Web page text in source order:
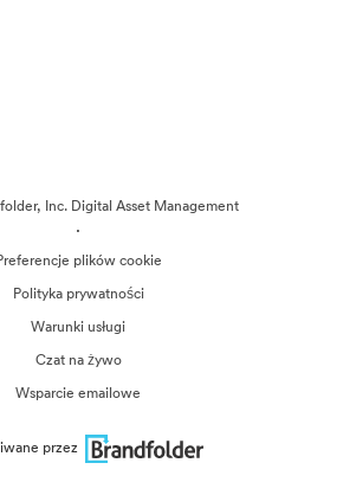
Inc. Digital Asset Management
·
plików cookie
Polityka prywatności
Warunki usługi
Czat na żywo
Wsparcie emailowe
przez